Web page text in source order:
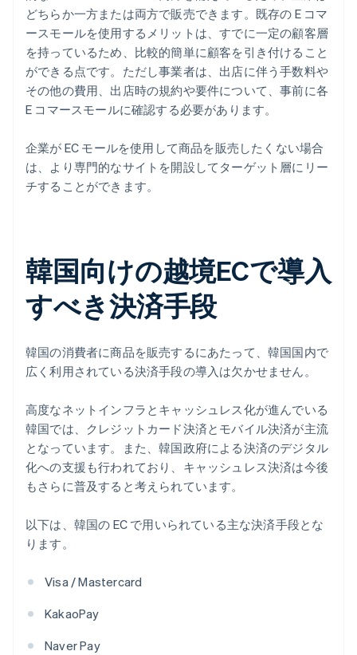
どちらか一方または両方で販売できます。既存の E コマ
ースモールを使用するメリットは、すでに一定の顧客層
を持っているため、比較的簡単に顧客を引き付けること
ができる点です。ただし事業者は、出店に伴う手数料や
その他の費用、出店時の規約や要件について、事前に各
E コマースモールに確認する必要があります。
企業が EC モールを使用して商品を販売したくない場合
は、より専門的なサイトを開設してターゲット層にリー
チすることができます。
韓国向けの越境ECで導入
すべき決済手段
韓国の消費者に商品を販売するにあたって、韓国国内で
広く利用されている決済手段の導入は欠かせません。
高度なネットインフラとキャッシュレス化が進んでいる
韓国では、クレジットカード決済とモバイル決済が主流
となっています。また、韓国政府による決済のデジタル
化への支援も行われており、キャッシュレス決済は今後
もさらに普及すると考えられています。
以下は、韓国の EC で用いられている主な決済手段とな
ります。
Visa / Mastercard
KakaoPay
Naver Pay